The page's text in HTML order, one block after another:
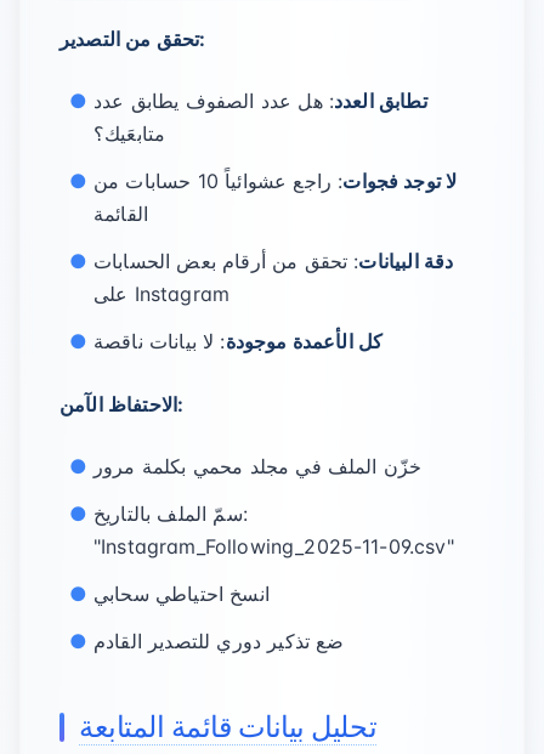
تحقق من التصدير:
تطابق العدد: هل عدد الصفوف يطابق عدد
متابعَيك؟
لا توجد فجوات
: راجع عشوائياً 10 حسابات من
القائمة
دقة البيانات: تحقق من أرقام بعض الحسابات
على Instagram
كل الأعمدة موجودة: لا بيانات ناقصة
الاحتفاظ الآمن:
خزّن الملف في مجلد محمي بكلمة مرور
سمّ الملف بالتاريخ:
"Instagram_Following_2025-11-09.csv"
انسخ احتياطي سحابي
ضع تذكير دوري للتصدير القادم
تحليل بيانات قائمة المتابعة